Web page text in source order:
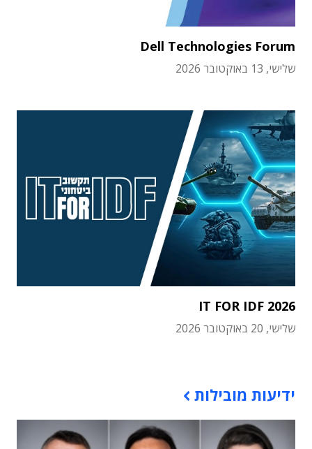
Dell Technologies Forum
שלישי, 13 באוקטובר 2026
IT FOR IDF 2026
שלישי, 20 באוקטובר 2026
ידיעות מובילות